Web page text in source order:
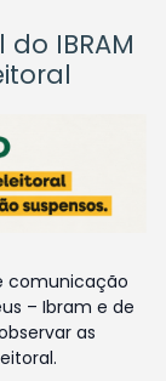
IBRAM
comunicação
– Ibram e de
as